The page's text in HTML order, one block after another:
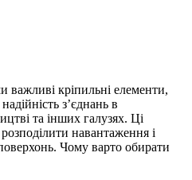
важливі кріпильні елементи,
з’єднань в
та інших галузях. Ці
навантаження і
Чому варто обирати